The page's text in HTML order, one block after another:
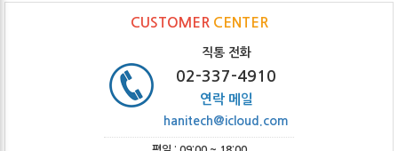
CUSTOMER CENTER
직통 전화
02-337-4910
연락 메일
hanitech@icloud.com